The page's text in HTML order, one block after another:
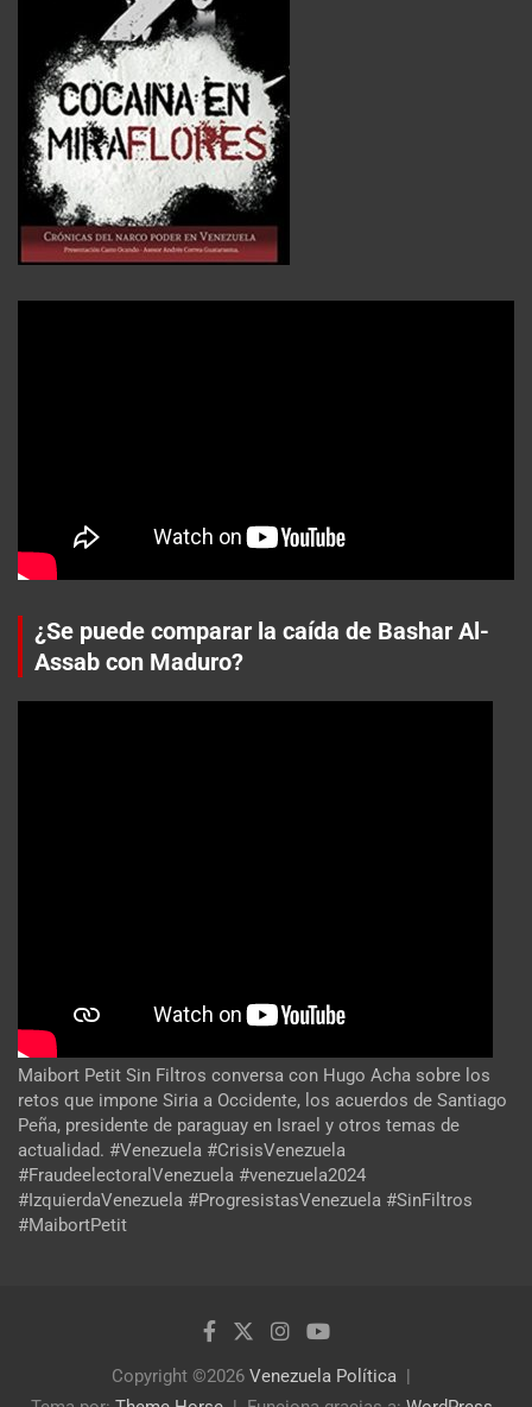
¿Se puede comparar la caída de Bashar Al-
Assab con Maduro?
Maibort Petit Sin Filtros conversa con Hugo Acha sobre los
retos que impone Siria a Occidente, los acuerdos de Santiago
Peña, presidente de paraguay en Israel y otros temas de
actualidad. #Venezuela #CrisisVenezuela
#FraudeelectoralVenezuela #venezuela2024
#IzquierdaVenezuela #ProgresistasVenezuela #SinFiltros
#MaibortPetit
Copyright ©2026 Venezuela Política